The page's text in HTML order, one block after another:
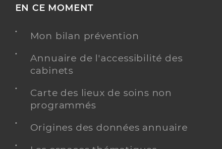
EN CE MOMENT
Mon bilan prévention
Annuaire de l'accessibilité des
cabinets
Carte des lieux de soins non
programmés
Origines des données annuaire